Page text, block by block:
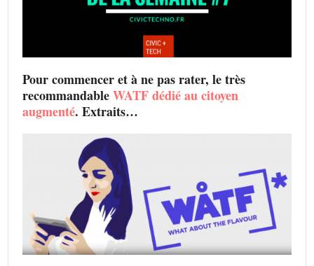
Pour commencer et à ne pas rater, le très
recommandableWATF dédié au citoyen
augmenté. Extraits…